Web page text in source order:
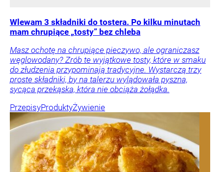
Wlewam 3 składniki do tostera. Po kilku minutach
mam chrupiące „tosty” bez chleba
Masz ochotę na chrupiące pieczywo, ale ograniczasz
węglowodany? Zrób te wyjątkowe tosty, które w smaku
do złudzenia przypominają tradycyjne. Wystarczą trzy
proste składniki, by na talerzu wylądowała pyszna,
sycąca przekąska, która nie obciąża żołądka.
PrzepisyProduktyŻywienie